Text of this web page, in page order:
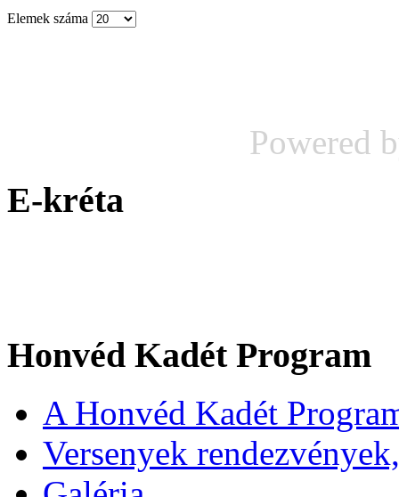
Elemek száma
Powered
E-kréta
Honvéd Kadét Program
A Honvéd Kadét
Versenyek